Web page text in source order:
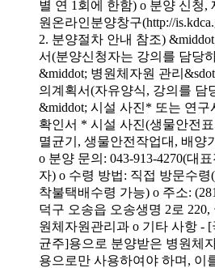
별 연 1회에 한함) o 분양 신청,
원온라인분양창구(http://
2. 분양절차 안내 참조)
서(분양신청자는 강의를 담당
&middot; 병원체자원 관리
의계획서(자유양식, 강의를 담
&middot; 시설 사진* 또는 연구
확인서 * 시설 사진(생물안전
멸균기, 생물안전작업대, 배양
o 분양 문의: 043-913-4270(대
자) o 수령 방법: 직접 방문수령
착불택배수령 가능) o 주소:
덕구 오송읍 오송생명 2로
원체자원관리과 o 기타 사항 -
균주]용으로 분양받은 병원체
용으로만 사용하여야 하며, 이